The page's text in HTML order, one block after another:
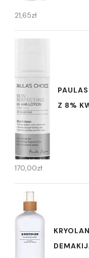
21,65zł
Z 8%
170,00zł